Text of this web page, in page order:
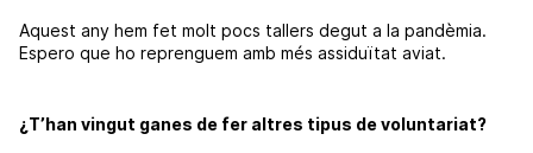
Aquest any hem fet molt pocs tallers degut a la pandèmia.
Espero que ho reprenguem amb més assiduïtat aviat.
¿T’han vingut ganes de fer altres tipus de voluntariat?